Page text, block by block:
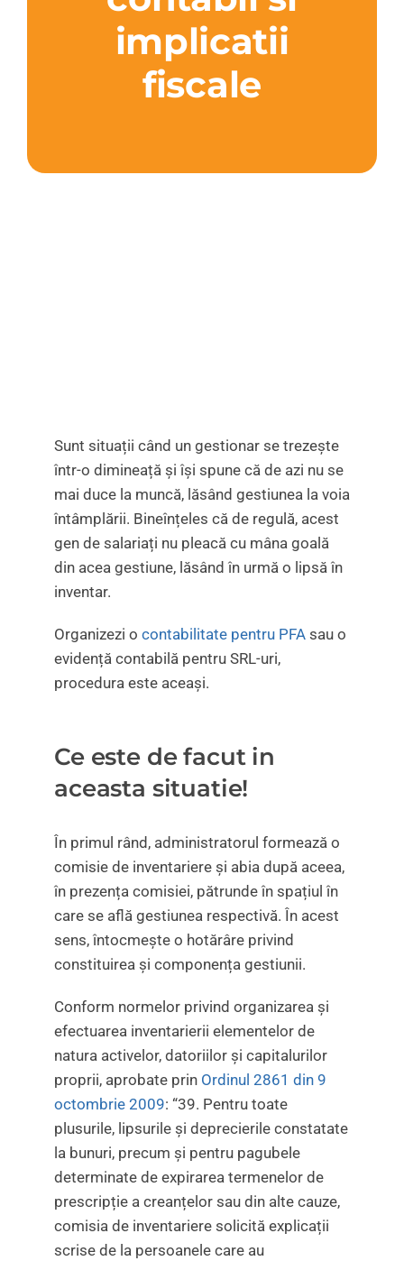
implicatii
fiscale
Sunt situații când un gestionar se trezește
într-o dimineață și își spune că de azi nu se
mai duce la muncă, lăsând gestiunea la voia
întâmplării. Bineînțeles că de regulă, acest
gen de salariați nu pleacă cu mâna goală
din acea gestiune, lăsând în urmă o lipsă în
inventar.
Organizezi o contabilitate pentru PFAsau o
evidență contabilă pentru SRL-uri,
procedura este aceași.
Ce este de facut in
aceasta situatie!
În primul rând, administratorul formează o
comisie de inventariere și abia după aceea,
în prezența comisiei, pătrunde în spațiul în
care se află gestiunea respectivă. În acest
sens, întocmește o hotărâre privind
constituirea și componența gestiunii.
Conform normelor privind organizarea și
efectuarea inventarierii elementelor de
natura activelor, datoriilor și capitalurilor
proprii, aprobate prin Ordinul 2861 din 9
octombrie 2009: “39. Pentru toate
plusurile, lipsurile și deprecierile constatate
la bunuri, precum și pentru pagubele
determinate de expirarea termenelor de
prescripție a creanțelor sau din alte cauze,
comisia de inventariere solicită explicații
scrise de la persoanele care au